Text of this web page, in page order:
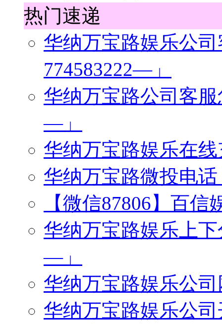
热门速递
华纳万宝路娱乐公
774583222—」
华纳万宝路公司客
—」
华纳万宝路娱乐在
华纳万宝路微投电
【微信87806】百
华纳万宝路娱乐上
—」
华纳万宝路娱乐公
华纳万宝路娱乐公